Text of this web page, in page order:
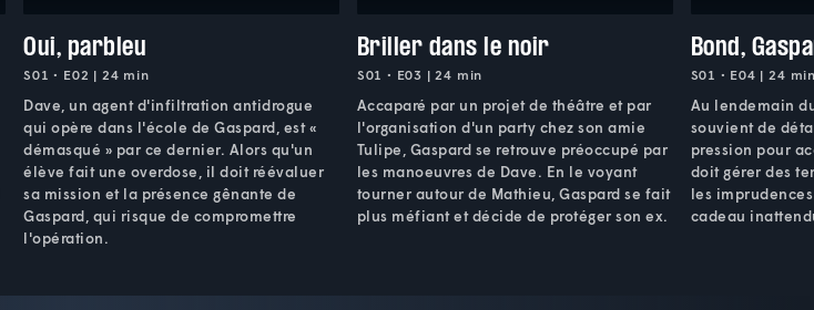
Oui, parbleu
S01 • E02 | 24 min
Dave, un agent d'infiltration antidrogue
qui opère dans l'école de Gaspard, est «
démasqué » par ce dernier. Alors qu'un
élève fait une overdose, il doit réévaluer
sa mission et la présence gênante de
Gaspard, qui risque de compromettre
l'opération.
Briller dans le noir
S01 • E03 | 24 min
Accaparé par un projet de théâtre et par
l'organisation d'un party chez son amie
Tulipe, Gaspard se retrouve préoccupé par
les manoeuvres de Dave. En le voyant
tourner autour de Mathieu, Gaspard se fait
plus méfiant et décide de protéger son ex.
Bond,
S01 • E04 | 24
Au lendemain
souvient de
pression pour
doit gérer des
les
cadeau